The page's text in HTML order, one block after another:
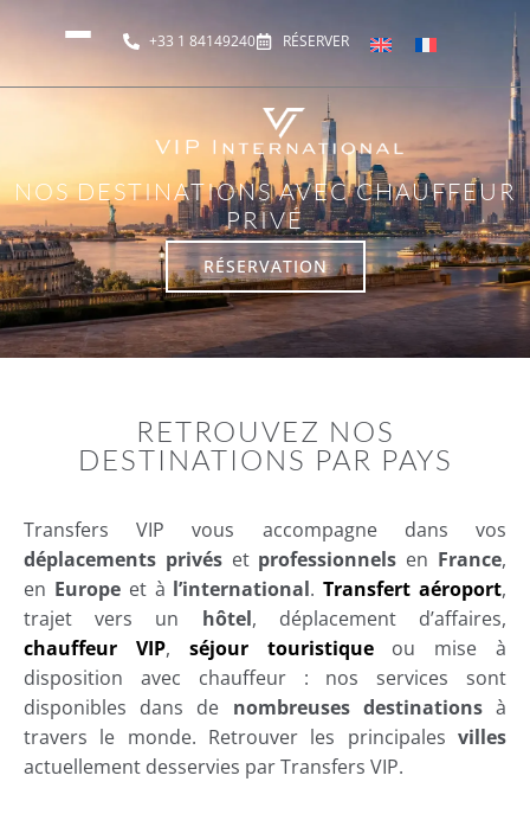
+33 1 84149240 RÉSERVER
NOS DESTINATIONS AVEC CHAUFFEUR
PRIVÉ
RÉSERVATION
RETROUVEZ NOS
DESTINATIONS PAR PAYS
Transfers VIP vous accompagne dans vos
déplacements privéset professionnels en France,
en Europeet à l’international.Transfert aéroport,
trajet vers un hôtel, déplacement d’affaires,
chauffeur VIP, séjour touristiqueou mise à
disposition avec chauffeur : nos services sont
disponibles dans de nombreuses destinationsà
travers le monde. Retrouver les principales villes
actuellement desservies par Transfers VIP.